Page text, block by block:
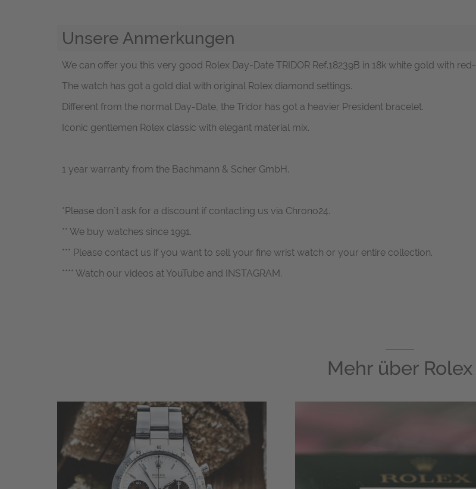
Unsere Anmerkungen
We can offer you this very good Rolex Day-Date TRIDOR Ref.18239B in 18k white gold with
The watch has got a gold dial with original Rolex diamond settings.
Different from the normal Day-Date, the Tridor has got a heavier President bracelet.
Iconic gentlemen Rolex classic with elegant material mix.
1 year warranty from the Bachmann & Scher GmbH.
*Please don`t ask for a discount if contacting us via Chrono24.
** We buy watches since 1991.
*** Please contact us if you want to sell your fine wrist watch or your entire collection.
**** Watch our videos at YouTube and INSTAGRAM.
Mehr über Rolex